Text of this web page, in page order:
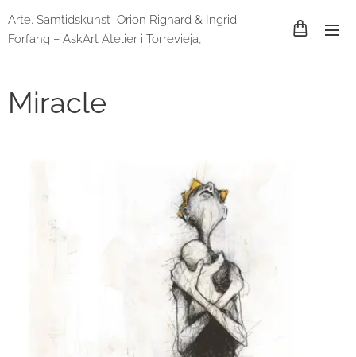
Arte. Samtidskunst Orion Righard & Ingrid
Forfang – AskArt Atelier i Torrevieja,
Miracle